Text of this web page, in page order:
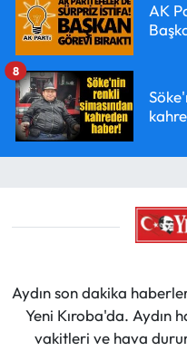
AK
8
Aydın son dakika
Yeni Kıroba'da. Aydın
vakitleri ve hava